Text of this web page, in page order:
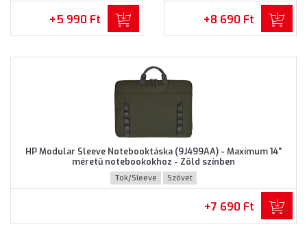
Szürke színben
+5 990 Ft
színben
Újrahasznosított műanyag
+8 690 Ft
HP Modular Sleeve Notebooktáska (9J499AA) - Maximum 14"
méretű notebookokhoz - Zöld színben
Tok/Sleeve Szövet
+7 690 Ft